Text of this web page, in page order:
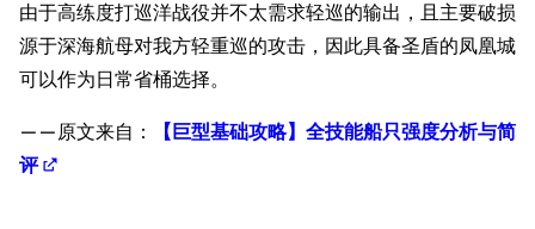
由于高练度打巡洋战役并不太需求轻巡的输出，且主要破损
源于深海航母对我方轻重巡的攻击，因此具备圣盾的凤凰城
可以作为日常省桶选择。
——原文来自：
【巨型基础攻略】全技能船只强度分析与简
评